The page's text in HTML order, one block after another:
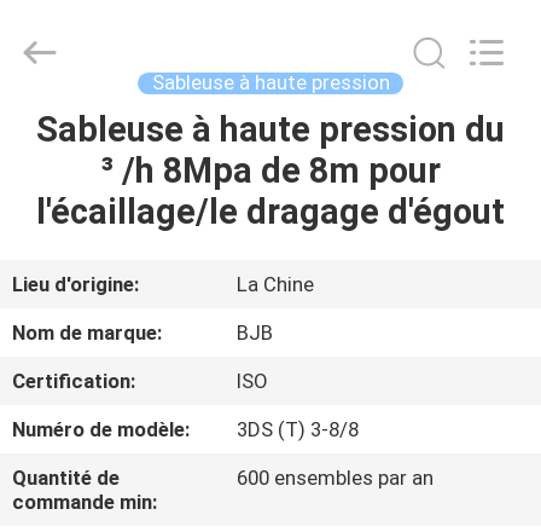
MAISON
DES
AU
SUJET
NOUS
Ltd..
Developed
Sableuse à haute pression
Sableuse à haute pression du
³ /h 8Mpa de 8m pour
l'écaillage/le dragage d'égout
Lieu d'origine:
La Chine
Nom de marque:
BJB
Certification:
ISO
Numéro de modèle:
3DS (T) 3-8/8
Quantité de
commande min:
600 ensembles par an